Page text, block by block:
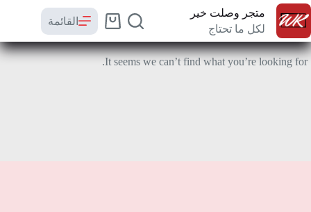
متجر وصلت خير
لكل ما تحتاج
القائمة
It seems we can’t find what you’re looking for.